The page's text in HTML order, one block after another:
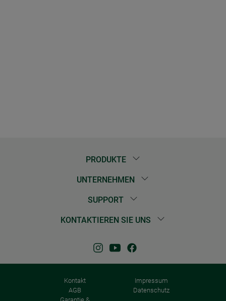
PRODUKTE
UNTERNEHMEN
SUPPORT
KONTAKTIEREN SIE UNS
Kontakt
Impressum
AGB
Datenschutz